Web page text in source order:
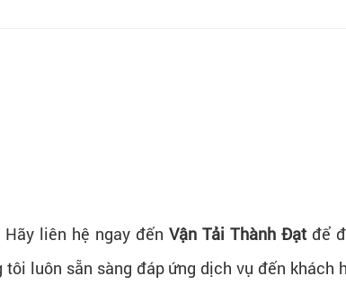
liên hệ ngay đến Vận Tải Thành Đạtđể
luôn sẵn sàng đáp ứng dịch vụ đến khách